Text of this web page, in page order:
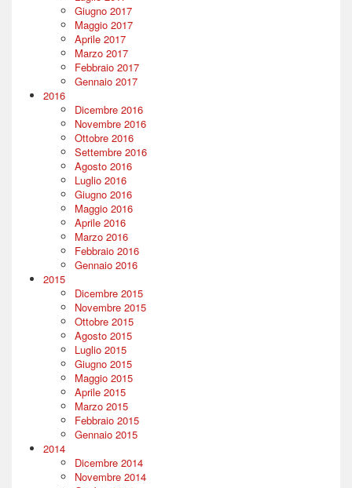
Giugno 2017
Maggio 2017
Aprile 2017
Marzo 2017
Febbraio 2017
Gennaio 2017
2016
Dicembre 2016
Novembre 2016
Ottobre 2016
Settembre 2016
Agosto 2016
Luglio 2016
Giugno 2016
Maggio 2016
Aprile 2016
Marzo 2016
Febbraio 2016
Gennaio 2016
2015
Dicembre 2015
Novembre 2015
Ottobre 2015
Agosto 2015
Luglio 2015
Giugno 2015
Maggio 2015
Aprile 2015
Marzo 2015
Febbraio 2015
Gennaio 2015
2014
Dicembre 2014
Novembre 2014